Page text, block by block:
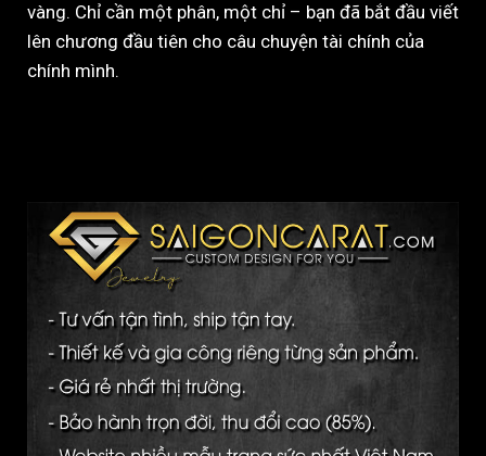
vàng. Chỉ cần một phân, một chỉ – bạn đã bắt đầu viết
lên chương đầu tiên cho câu chuyện tài chính của
chính mình.